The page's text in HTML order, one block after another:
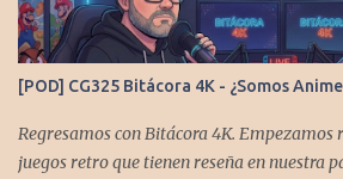
[POD] CG325 Bitácora 4K - ¿Somos
Regresamos con Bitácora 4K. Empezamos
juegos retro que tienen reseña en nuestra